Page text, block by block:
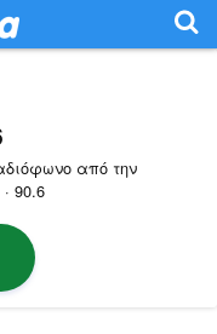
από την
90.6